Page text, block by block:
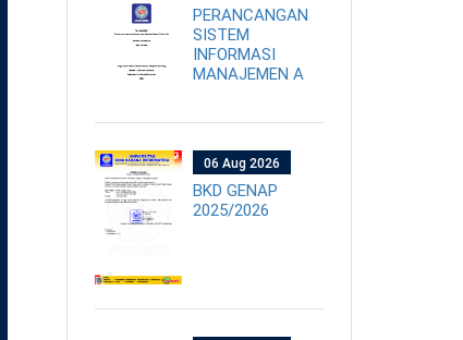
PERANCANGAN
SISTEM
INFORMASI
MANAJEMEN A
06 Aug 2026
BKD GENAP
2025/2026